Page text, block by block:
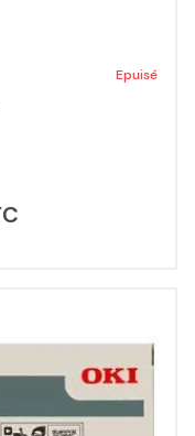
Epuisé